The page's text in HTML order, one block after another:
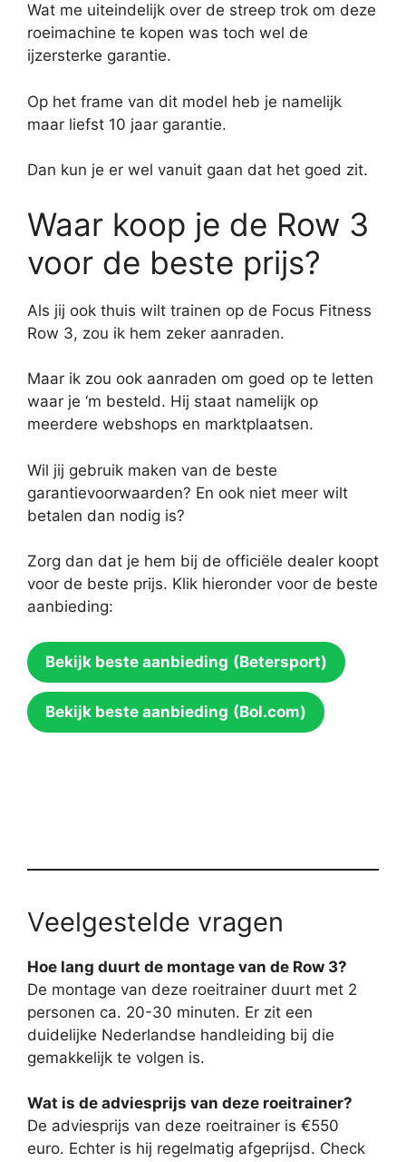
Wat me uiteindelijk over de streep trok om deze
roeimachine te kopen was toch wel de
ijzersterke garantie.
Op het frame van dit model heb je namelijk
maar liefst 10 jaar garantie.
Dan kun je er wel vanuit gaan dat het goed zit.
Waar koop je de Row 3
voor de beste prijs?
Als jij ook thuis wilt trainen op de Focus Fitness
Row 3, zou ik hem zeker aanraden.
Maar ik zou ook aanraden om goed op te letten
waar je ‘m besteld. Hij staat namelijk op
meerdere webshops en marktplaatsen.
Wil jij gebruik maken van de beste
garantievoorwaarden? En ook niet meer wilt
betalen dan nodig is?
Zorg dan dat je hem bij de officiële dealer koopt
voor de beste prijs. Klik hieronder voor de beste
aanbieding:
Bekijk beste aanbieding (Betersport)
Bekijk beste aanbieding (Bol.com)
Veelgestelde vragen
Hoe lang duurt de montage van de Row 3?
De montage van deze roeitrainer duurt met 2
personen ca. 20-30 minuten. Er zit een
duidelijke Nederlandse handleiding bij die
gemakkelijk te volgen is.
Wat is de adviesprijs van deze roeitrainer?
De adviesprijs van deze roeitrainer is €550
euro. Echter is hij regelmatig afgeprijsd. Check